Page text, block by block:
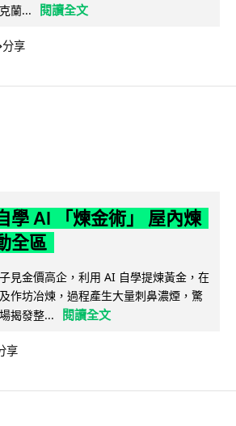
蘭...
閱讀全文
分享
學 AI 「煉金術」 屋內煉
全區
見金價高企，利用 AI 自學提煉黃金，在
作坊冶煉，過程產生大量刺鼻濃煙，驚
揭發整...
閱讀全文
享